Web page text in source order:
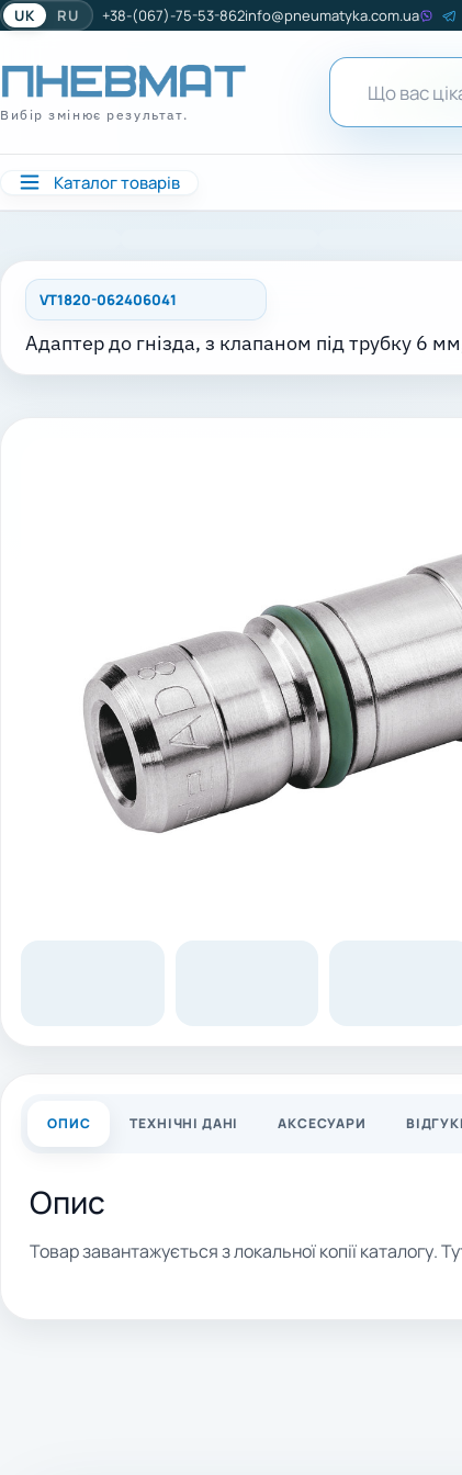
UK RU +38-(067)-75-53-862info@pneumatyka.com.ua
Вибір змінює результат.
Каталог товарів
VT1820-062406041
Адаптер до гнізда, з клапаном під трубку 6
ОПИС ТЕХНІЧНІ ДАНІ АКСЕСУАРИ
Опис
Товар завантажується з локальної копії каталогу.